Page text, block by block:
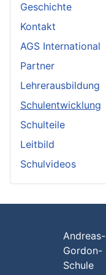
Geschichte
Kontakt
AGS International
Partner
Lehrerausbildung
Schulentwicklung
Schulteile
Leitbild
Schulvideos
Andreas-
Gordon-
Schule